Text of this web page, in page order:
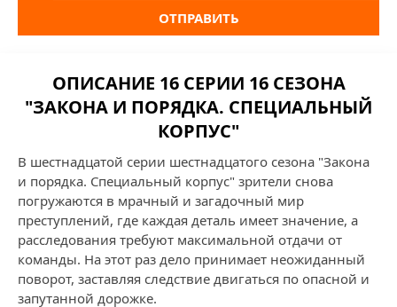
ОТПРАВИТЬ
ОПИСАНИЕ 16 СЕРИИ 16 СЕЗОНА
"ЗАКОНА И ПОРЯДКА. СПЕЦИАЛЬНЫЙ
КОРПУС"
В шестнадцатой серии шестнадцатого сезона "Закона
и порядка. Специальный корпус" зрители снова
погружаются в мрачный и загадочный мир
преступлений, где каждая деталь имеет значение, а
расследования требуют максимальной отдачи от
команды. На этот раз дело принимает неожиданный
поворот, заставляя следствие двигаться по опасной и
запутанной дорожке.